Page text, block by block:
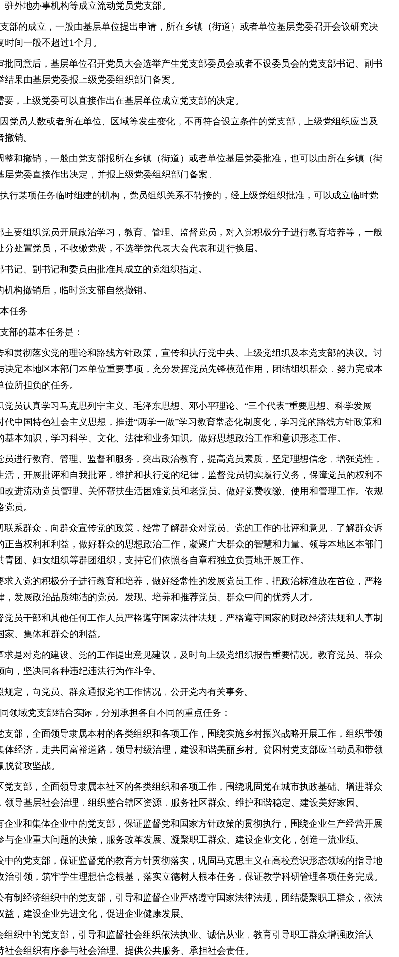
驻外地办事机构等成立流动党员党支部。
部的成立，一般由基层单位提出申请，所在乡镇（街道）或者单位基层党委召开会议研究决
间一般不超过1个月。
批同意后，基层单位召开党员大会选举产生党支部委员会或者不设委员会的党支部书记、副书
结果由基层党委报上级党委组织部门备案。
要，上级党委可以直接作出在基层单位成立党支部的决定。
党员人数或者所在单位、区域等发生变化，不再符合设立条件的党支部，上级党组织应当及
销。
整和撤销，一般由党支部报所在乡镇（街道）或者单位基层党委批准，也可以由所在乡镇（街
层党委直接作出决定，并报上级党委组织部门备案。
行某项任务临时组建的机构，党员组织关系不转接的，经上级党组织批准，可以成立临时党
主要组织党员开展政治学习，教育、管理、监督党员，对入党积极分子进行教育培养等，一般
分处置党员，不收缴党费，不选举党代表大会代表和进行换届。
书记、副书记和委员由批准其成立的党组织指定。
机构撤销后，临时党支部自然撤销。
任务
部的基本任务是：
和贯彻落实党的理论和路线方针政策，宣传和执行党中央、上级党组织及本党支部的决议。讨
决定本地区本部门本单位重要事项，充分发挥党员先锋模范作用，团结组织群众，努力完成本
所担负的任务。
党员认真学习马克思列宁主义、毛泽东思想、邓小平理论、“三个代表”重要思想、科学发展
代中国特色社会主义思想，推进“两学一做”学习教育常态化制度化，学习党的路线方针政策和
基本知识，学习科学、文化、法律和业务知识。做好思想政治工作和意识形态工作。
员进行教育、管理、监督和服务，突出政治教育，提高党员素质，坚定理想信念，增强党性，
活，开展批评和自我批评，维护和执行党的纪律，监督党员切实履行义务，保障党员的权利不
改进流动党员管理。关怀帮扶生活困难党员和老党员。做好党费收缴、使用和管理工作。依规
员。
联系群众，向群众宣传党的政策，经常了解群众对党员、党的工作的批评和意见，了解群众诉
正当权利和利益，做好群众的思想政治工作，凝聚广大群众的智慧和力量。领导本地区本部门
青团、妇女组织等群团组织，支持它们依照各自章程独立负责地开展工作。
求入党的积极分子进行教育和培养，做好经常性的发展党员工作，把政治标准放在首位，严格
，发展政治品质纯洁的党员。发现、培养和推荐党员、群众中间的优秀人才。
党员干部和其他任何工作人员严格遵守国家法律法规，严格遵守国家的财政经济法规和人事制
家、集体和群众的利益。
求是对党的建设、党的工作提出意见建议，及时向上级党组织报告重要情况。教育党员、群众
向，坚决同各种违纪违法行为作斗争。
规定，向党员、群众通报党的工作情况，公开党内有关事务。
领域党支部结合实际，分别承担各自不同的重点任务：
支部，全面领导隶属本村的各类组织和各项工作，围绕实施乡村振兴战略开展工作，组织带领
体经济，走共同富裕道路，领导村级治理，建设和谐美丽乡村。贫困村党支部应当动员和带领
贫攻坚战。
党支部，全面领导隶属本社区的各类组织和各项工作，围绕巩固党在城市执政基础、增进群众
领导基层社会治理，组织整合辖区资源，服务社区群众、维护和谐稳定、建设美好家园。
企业和集体企业中的党支部，保证监督党和国家方针政策的贯彻执行，围绕企业生产经营开展
与企业重大问题的决策，服务改革发展、凝聚职工群众、建设企业文化，创造一流业绩。
中的党支部，保证监督党的教育方针贯彻落实，巩固马克思主义在高校意识形态领域的指导地
治引领，筑牢学生理想信念根基，落实立德树人根本任务，保证教学科研管理各项任务完成。
有制经济组织中的党支部，引导和监督企业严格遵守国家法律法规，团结凝聚职工群众，依法
益，建设企业先进文化，促进企业健康发展。
组织中的党支部，引导和监督社会组织依法执业、诚信从业，教育引导职工群众增强政治认
社会组织有序参与社会治理、提供公共服务、承担社会责任。